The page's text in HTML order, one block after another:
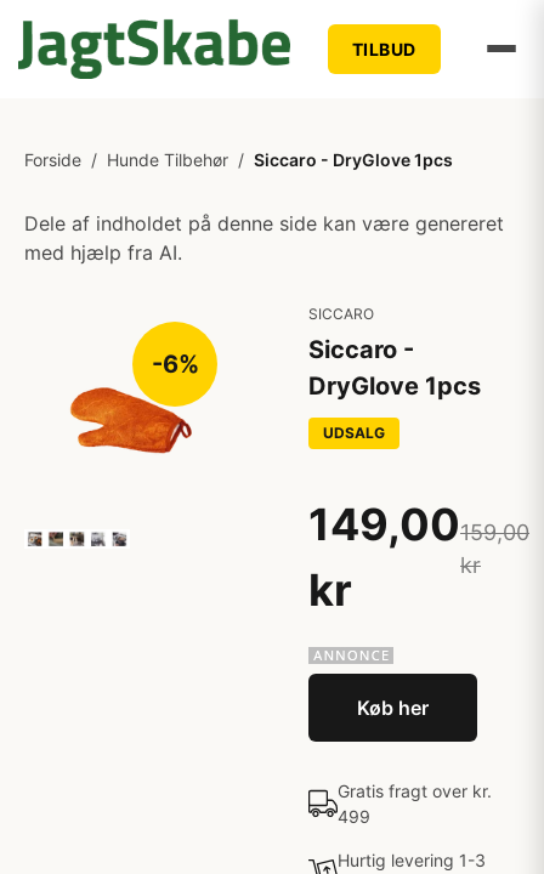
TILBUD
Forside / Hunde Tilbehør / Siccaro - DryGlove 1pcs
Dele af indholdet på denne side kan være genereret
med hjælp fra AI.
-6%
SICCARO
Siccaro -
DryGlove 1pcs
UDSALG
149,00
kr
159,00
kr
Køb her
Gratis fragt over kr.
499
Hurtig levering 1-3